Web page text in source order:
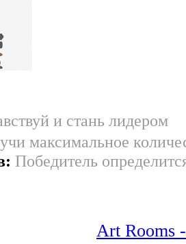
и стань лидером
максимальное
Победитель
Art Rooms